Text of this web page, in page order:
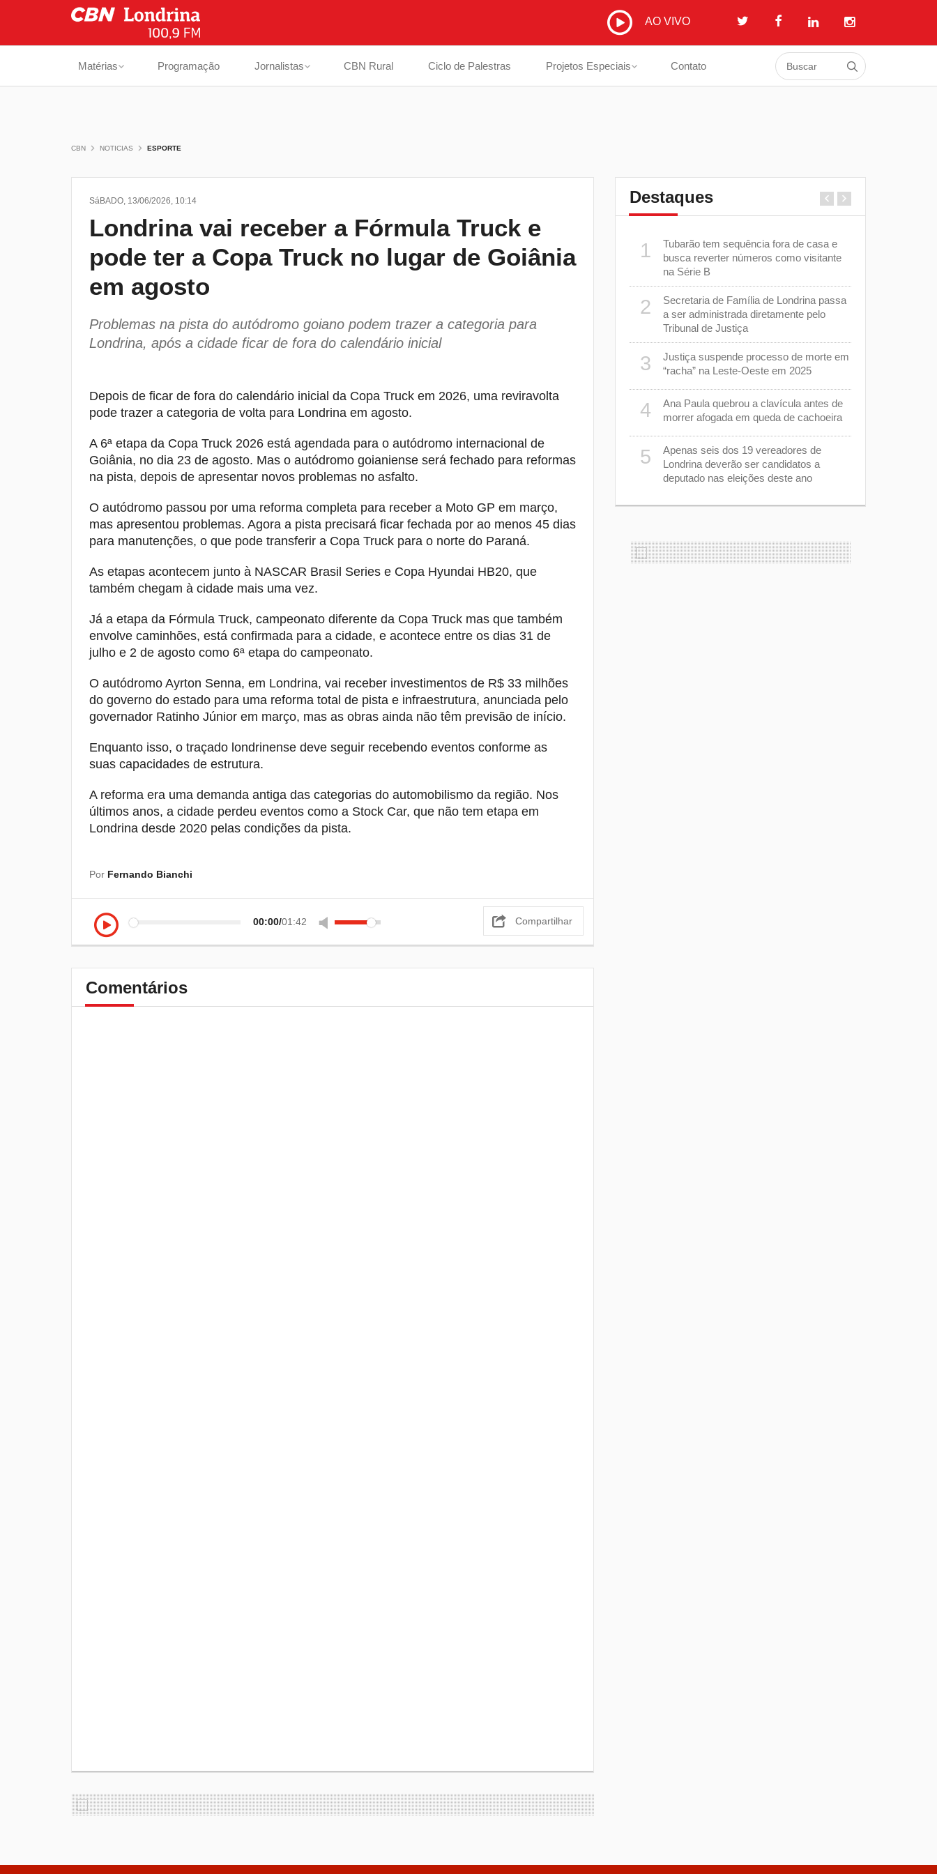
AO VIVO
Matérias Programação Jornalistas CBN Rural Ciclo de Palestras Projetos Especiais Contato
CBN NOTICIAS ESPORTE
SáBADO, 13/06/2026, 10:14
Londrina vai receber a Fórmula Truck e
pode ter a Copa Truck no lugar de Goiânia
em agosto
Problemas na pista do autódromo goiano podem trazer a categoria para
Londrina, após a cidade ficar de fora do calendário inicial
Depois de ficar de fora do calendário inicial da Copa Truck em 2026, uma reviravolta
pode trazer a categoria de volta para Londrina em agosto.
A 6ª etapa da Copa Truck 2026 está agendada para o autódromo internacional de
Goiânia, no dia 23 de agosto. Mas o autódromo goianiense será fechado para reformas
na pista, depois de apresentar novos problemas no asfalto.
O autódromo passou por uma reforma completa para receber a Moto GP em março,
mas apresentou problemas. Agora a pista precisará ficar fechada por ao menos 45 dias
para manutenções, o que pode transferir a Copa Truck para o norte do Paraná.
As etapas acontecem junto à NASCAR Brasil Series e Copa Hyundai HB20, que
também chegam à cidade mais uma vez.
Já a etapa da Fórmula Truck, campeonato diferente da Copa Truck mas que também
envolve caminhões, está confirmada para a cidade, e acontece entre os dias 31 de
julho e 2 de agosto como 6ª etapa do campeonato.
O autódromo Ayrton Senna, em Londrina, vai receber investimentos de R$ 33 milhões
do governo do estado para uma reforma total de pista e infraestrutura, anunciada pelo
governador Ratinho Júnior em março, mas as obras ainda não têm previsão de início.
Enquanto isso, o traçado londrinense deve seguir recebendo eventos conforme as
suas capacidades de estrutura.
A reforma era uma demanda antiga das categorias do automobilismo da região. Nos
últimos anos, a cidade perdeu eventos como a Stock Car, que não tem etapa em
Londrina desde 2020 pelas condições da pista.
Por Fernando Bianchi
00:00 01:42 Compartilhar
Comentários
Destaques
6
com salário inicial de até R$ 26,8 mil
câmeras e laudos
8
9
CMTU interdita plataforma no Terminal
10 Banco de Leite do HU opera com menos
da metade do estoque ideal e busca
novas doadoras
1
Tubarão tem sequência fora de casa e
busca reverter números como visitante
na Série B
2
Secretaria de Família de Londrina passa
a ser administrada diretamente pelo
Tribunal de Justiça
3
Justiça suspende processo de morte em
“racha” na Leste-Oeste em 2025
4
Ana Paula quebrou a clavícula antes de
morrer afogada em queda de cachoeira
5
Apenas seis dos 19 vereadores de
Londrina deverão ser candidatos a
deputado nas eleições deste ano